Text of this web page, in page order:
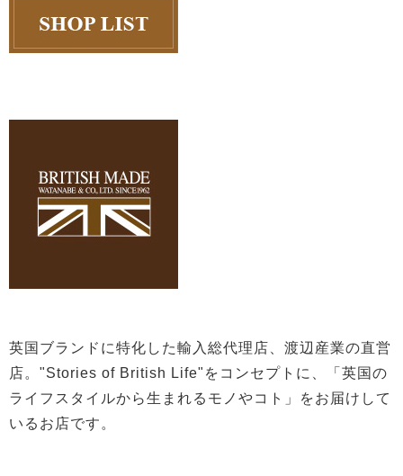
英国ブランドに特化した輸入総代理店、渡辺産業の直営
店。"Stories of British Life"をコンセプトに、「英国の
ライフスタイルから生まれるモノやコト」をお届けして
いるお店です。